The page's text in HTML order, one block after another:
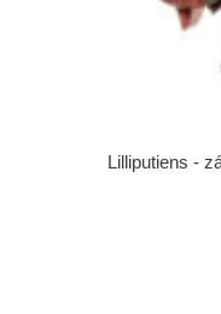
Lilliputiens -